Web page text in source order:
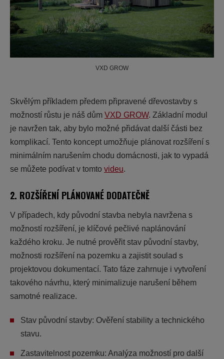
VXD GROW
Skvělým příkladem předem připravené dřevostavby s
možností růstu je náš dům VXD GROW. Základní modul
je navržen tak, aby bylo možné přidávat další části bez
komplikací. Tento koncept umožňuje plánovat rozšíření s
minimálním narušením chodu domácnosti, jak to vypadá
se můžete podívat v tomto videu.
2. ROZŠÍŘENÍ PLÁNOVANÉ DODATEČNĚ
V případech, kdy původní stavba nebyla navržena s
možností rozšíření, je klíčové pečlivé naplánování
každého kroku. Je nutné prověřit stav původní stavby,
možnosti rozšíření na pozemku a zajistit soulad s
projektovou dokumentací. Tato fáze zahrnuje i vytvoření
takového návrhu, který minimalizuje narušení během
samotné realizace.
Stav původní stavby: Ověření stability a technického
stavu.
Zastavitelnost pozemku: Analýza možností pro další